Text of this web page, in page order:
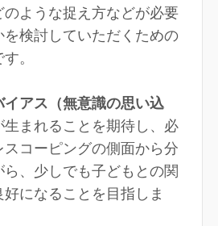
ような捉え方などが必要
を検討していただくための
。
アス（無意識の思い込
生まれることを期待し、必
コーピングの側面から分
、少しでも子どもとの関
になることを目指しま